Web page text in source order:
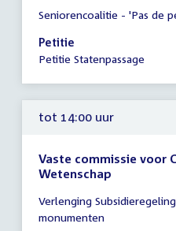
vergadering
13:30
-
uur
Seniorencoalitie - 'Pas de
Petitie
Petitie Statenpassage
tot 14:00 uur
Vaste commissie voor
Wetenschap
vergadering
tot
Verlenging
monumenten